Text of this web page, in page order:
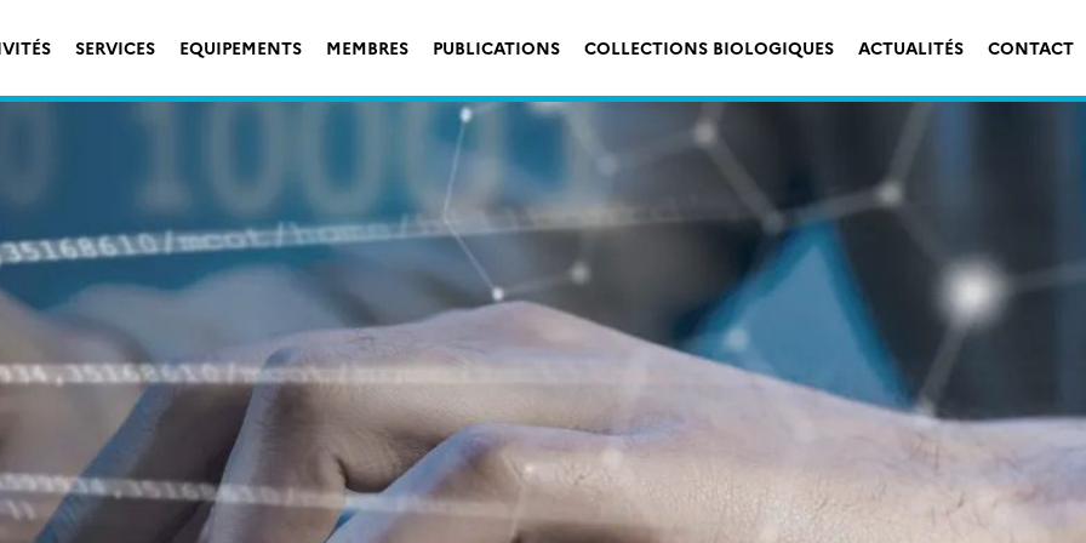
SERVICES EQUIPEMENTS MEMBRES PUBLICATIONS COLLECTIONS BIOLOGIQUES ACTUALITÉS CONTACT